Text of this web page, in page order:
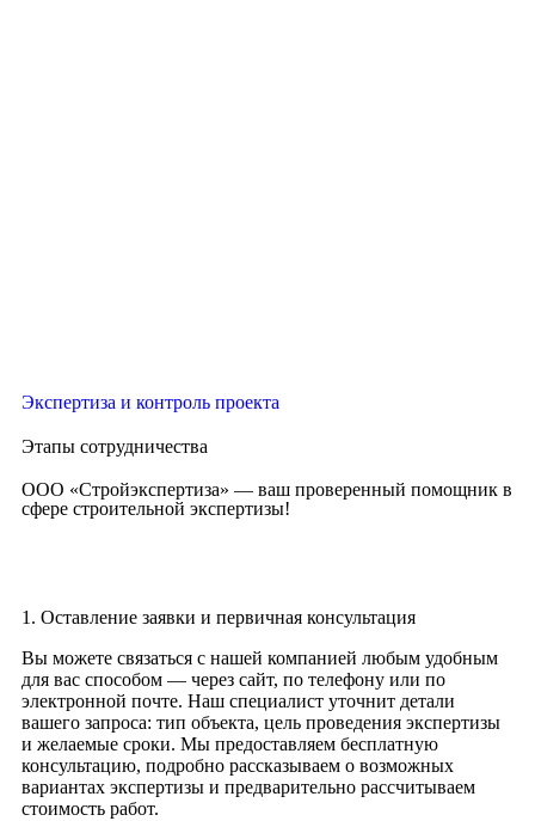
Экспертиза и контроль проекта
Этапы сотрудничества
ООО «Стройэкспертиза» — ваш проверенный помощник в
сфере строительной экспертизы!
1. Оставление заявки и первичная консультация
Вы можете связаться с нашей компанией любым удобным
для вас способом — через сайт, по телефону или по
электронной почте. Наш специалист уточнит детали
вашего запроса: тип объекта, цель проведения экспертизы
и желаемые сроки. Мы предоставляем бесплатную
консультацию, подробно рассказываем о возможных
вариантах экспертизы и предварительно рассчитываем
стоимость работ.